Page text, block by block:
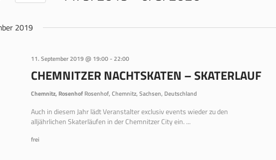
2019
CHEMNITZER NACHTSKATEN – SKATERLAUF
11. September 2019 @ 19:00-22:00
Chemnitz, Rosenhof Rosenhof, Chemnitz, Sachsen, Deutschland
Auch in diesem Jahr lädt Veranstalter exclusiv events wieder zu den
alljährlichen Skaterläufen in der Chemnitzer City ein. ...
frei